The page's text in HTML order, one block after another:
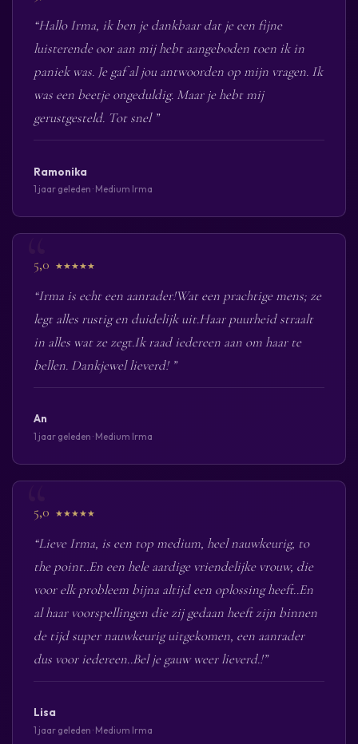
“Hallo Irma, ik ben je dankbaar dat je een fijne
luisterende oor aan mij hebt aangeboden toen ik in
paniek was. Je gaf al jou antwoorden op mijn vragen. Ik
was een beetje ongeduldig. Maar je hebt mij
gerustgesteld. Tot snel ”
Ramonika
1 jaar geleden · Medium Irma
5,0 ★★★★★
“Irma is echt een aanrader!Wat een prachtige mens; ze
legt alles rustig en duidelijk uit.Haar puurheid straalt
in alles wat ze zegt.Ik raad iedereen aan om haar te
bellen. Dankjewel lieverd! ”
An
1 jaar geleden · Medium Irma
5,0 ★★★★★
“Lieve Irma, is een top medium, heel nauwkeurig, to
the point..En een hele aardige vriendelijke vrouw, die
voor elk probleem bijna altijd een oplossing heeft..En
al haar voorspellingen die zij gedaan heeft zijn binnen
de tijd super nauwkeurig uitgekomen, een aanrader
dus voor iedereen..Bel je gauw weer lieverd.!”
Lisa
1 jaar geleden · Medium Irma